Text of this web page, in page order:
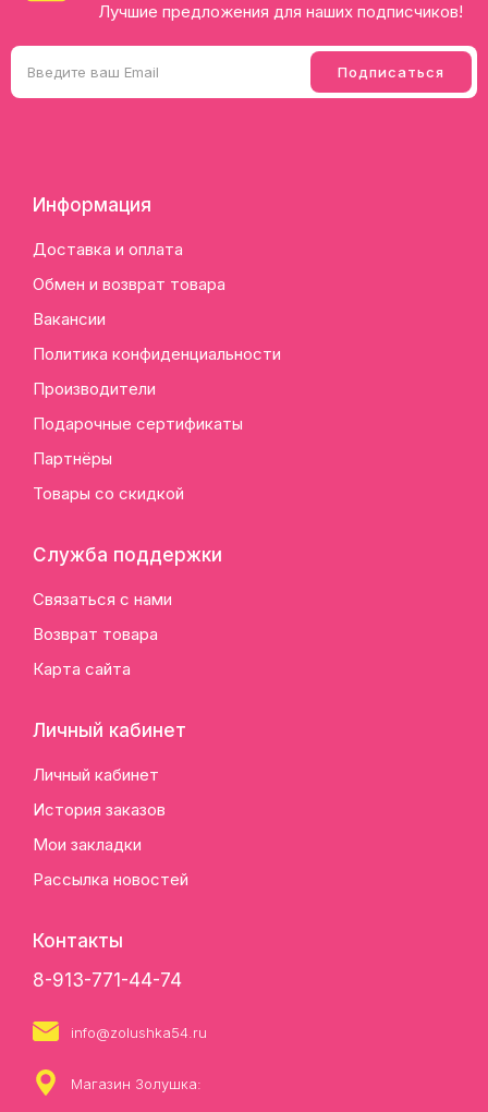
Лучшие предложения для наших подписчиков!
Информация
Доставка и оплата
Обмен и возврат товара
Вакансии
Политика конфиденциальности
Производители
Подарочные сертификаты
Партнёры
Товары со скидкой
Служба поддержки
Связаться с нами
Возврат товара
Карта сайта
Личный кабинет
Личный кабинет
История заказов
Мои закладки
Рассылка новостей
Контакты
8-913-771-44-74
info@zolushka54.ru
Магазин Золушка: